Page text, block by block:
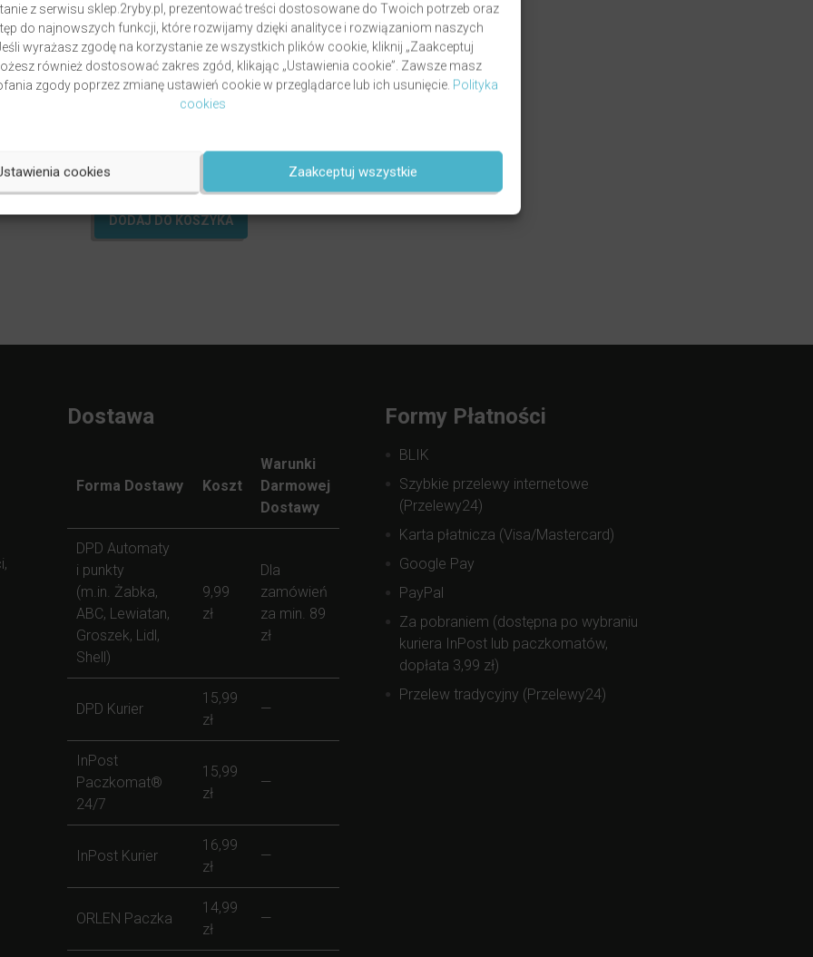
z serwisu sklep.2ryby.pl, prezentować treści dostosowane do Twoich potrzeb oraz
do najnowszych funkcji, które rozwijamy dzięki analityce i rozwiązaniom naszych
wyrażasz zgodę na korzystanie ze wszystkich plików cookie, kliknij „Zaakceptuj
również dostosować zakres zgód, klikając „Ustawienia cookie”. Zawsze masz
zgody poprzez zmianę ustawień cookie w przeglądarce lub ich usunięcie. Polityka
cookies
Zaakceptuj wszystkie
cookies
GRZYWOCZ & PAWLUKIEWICZ | DROGA
5.00
49,00zł
DODAJ DO KOSZYKA
Dostawa
Forma Dostawy Koszt
Warunki
Darmowej
Dostawy
DPD Automaty
i punkty
(m.in. Żabka,
ABC, Lewiatan,
Groszek, Lidl,
Shell)
9,99
zł
Dla
zamówień
za min. 89
zł
DPD Kurier
15,99
zł
—
InPost
Paczkomat®
24/7
15,99
zł
—
InPost Kurier
16,99
zł
—
ORLEN Paczka
14,99
zł
—
Formy Płatności
BLIK
Szybkie przelewy internetowe
(Przelewy24)
Karta płatnicza (Visa/Mastercard)
Google Pay
PayPal
Za pobraniem (dostępna po wybraniu
kuriera InPost lub paczkomatów,
dopłata 3,99 zł)
Przelew tradycyjny (Przelewy24)